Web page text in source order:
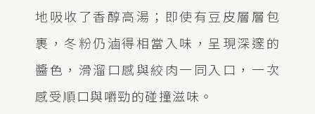
地吸收了香醇高湯；即使有豆皮層層包
裹，冬粉仍滷得相當入味，呈現深邃的
醬色，滑溜口感與絞肉一同入口，一次
感受順口與嚼勁的碰撞滋味。